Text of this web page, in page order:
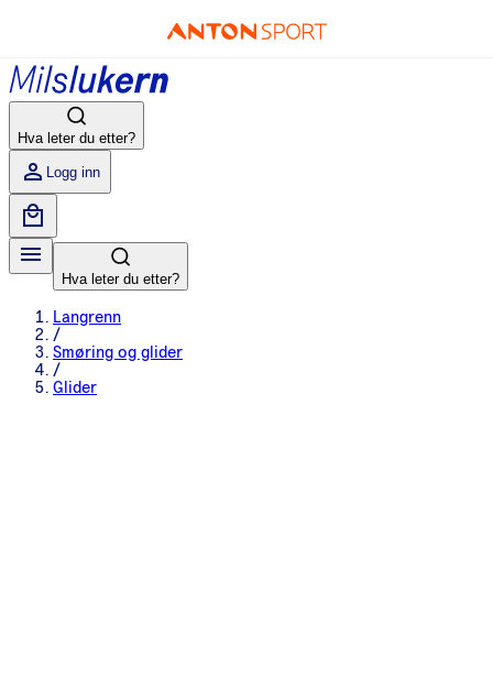
Hva leter du etter?
Logg inn
Hva leter du etter?
Langrenn
/
Smøring og glider
/
Glider